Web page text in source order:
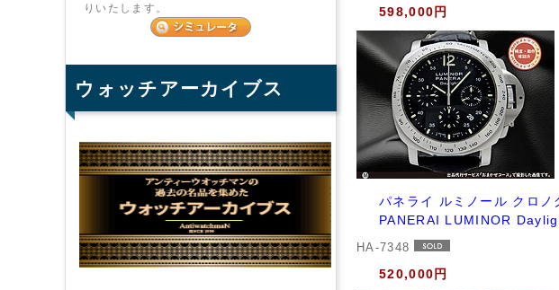
598,000円
パネライ ルミノール クロ
PANERAI LUMINOR
HA-7348
520,000円
りいたします。
ウォッチアーカイブス